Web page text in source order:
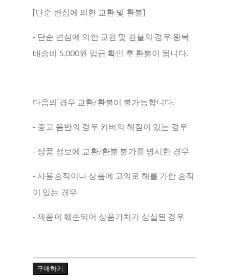
[단순 변심에 의한 교환 및 환불]
- 단순 변심에 의한 교환 및 환불의 경우 왕복
배송비 5,000원 입금 확인 후 환불이 됩니다.
다음의 경우 교환/환불이 불가능합니다.
- 중고 음반의 경우 커버의 헤짐이 있는 경우
- 상품 정보에 교환/환불 불가를 명시한 경우
- 사용흔적이나 상품에 고의로 해를 가한 흔적
이 있는 경우
- 제품이 훼손되어 상품가치가 상실된 경우
구매하기